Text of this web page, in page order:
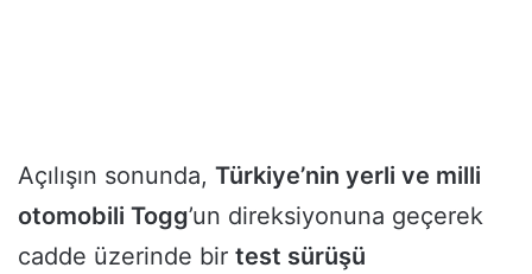
Açılışın sonunda, Türkiye’nin yerli ve milli
otomobili Togg’un direksiyonuna geçerek
cadde üzerinde bir test sürüşü